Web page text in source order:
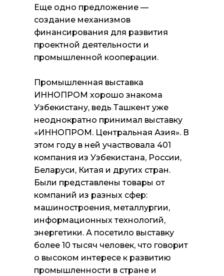
Еще одно предложение —
создание механизмов
финансирования для развития
проектной деятельности и
промышленной кооперации.
Промышленная выставка
ИННОПРОМ хорошо знакома
Узбекистану, ведь Ташкент уже
неоднократно принимал выставку
«ИННОПРОМ. Центральная Азия». В
этом году в ней участвовала 401
компания из Узбекистана, России,
Беларуси, Китая и других стран.
Были представлены товары от
компаний из разных сфер:
машиностроения, металлургии,
информационных технологий,
энергетики. А посетило выставку
более 10 тысяч человек, что говорит
о высоком интересе к развитию
промышленности в стране и